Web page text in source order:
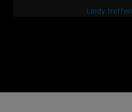
Lindy treffen